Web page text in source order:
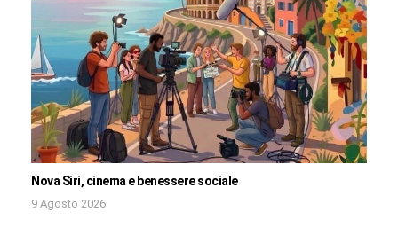
Nova Siri, cinema e benessere sociale
9 Agosto 2026